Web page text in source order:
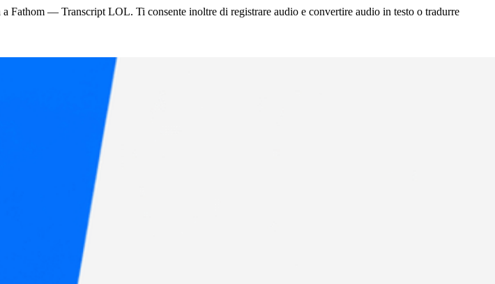
— Transcript LOL. Ti consente inoltre di registrare audio e convertire audio in testo o tradurre